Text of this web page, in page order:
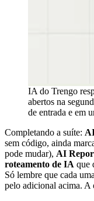
IA do Trengo
abertos na
de entrada e em
Completando a suíte:
sem código, ainda
pode mudar), AI
roteamento de IA que
Só lembre que cada
pelo adicional acima. A